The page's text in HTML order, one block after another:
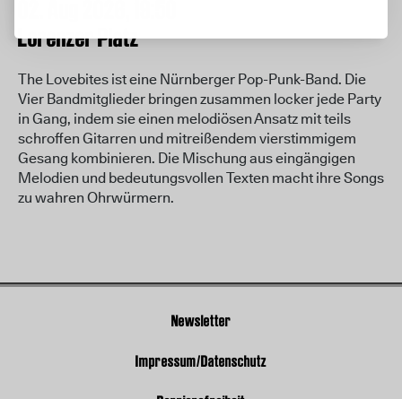
Lorenzer Platz
The Lovebites ist eine Nürnberger Pop-Punk-Band. Die
Vier Bandmitglieder bringen zusammen locker jede Party
in Gang, indem sie einen melodiösen Ansatz mit teils
schroffen Gitarren und mitreißendem vierstimmigem
Gesang kombinieren. Die Mischung aus eingängigen
Melodien und bedeutungsvollen Texten macht ihre Songs
zu wahren Ohrwürmern.
Newsletter
Impressum/Datenschutz